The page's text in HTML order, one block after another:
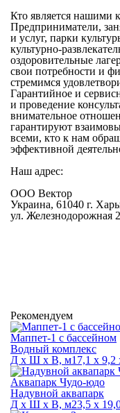
Кто является нашими
Предприниматели,
и услуг, парки
культурно-
оздоровительные
свои потребности и
стремимся
Гарантийное и
и проведение
внимательное
гарантируют
всеми, кто к нам
эффективной
Наш адрес:
ООО Вектор
Украина, 61040 г.
ул. Железнодорожная
Рекомендуем
Маппет-1 с бассейном
Водный комплекс
Д х Ш х В, м17,1 х 9,2
Аквапарк Чудо-юдо
Надувной аквапарк
Д х Ш х В, м23,5 х